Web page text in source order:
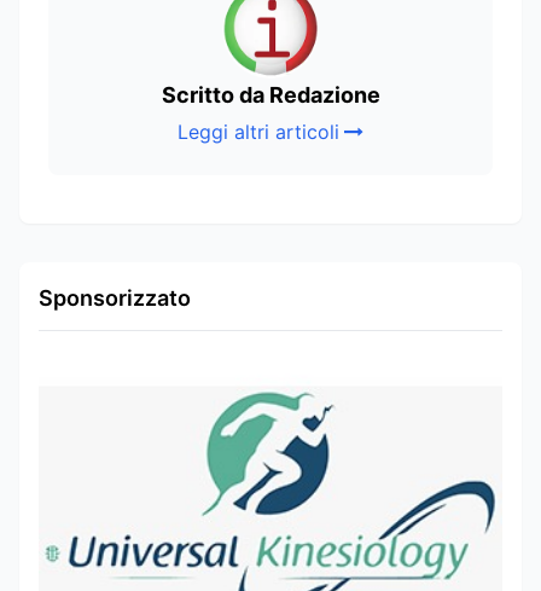
Scritto da Redazione
Leggi altri articoli
Sponsorizzato